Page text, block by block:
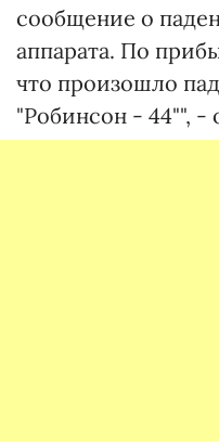
сообщение о
аппарата. По
что произошло
"Робинсон - 44"", -